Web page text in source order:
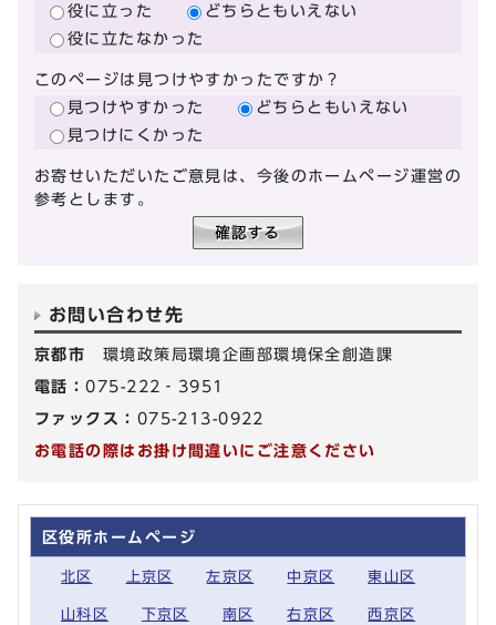
役に立った
どちらともいえない
役に立たなかった
このページは見つけやすかったですか？
見つけやすかった
どちらともいえない
見つけにくかった
お寄せいただいたご意見は、今後のホームページ運営の
参考とします。
お問い合わせ先
京都市 環境政策局環境企画部環境保全創造課
電話：075-222‐3951
ファックス： 075-213-0922
お電話の際はお掛け間違いにご注意ください
区役所ホームページ
北区 上京区 左京区 中京区 東山区
山科区 下京区 南区 右京区 西京区